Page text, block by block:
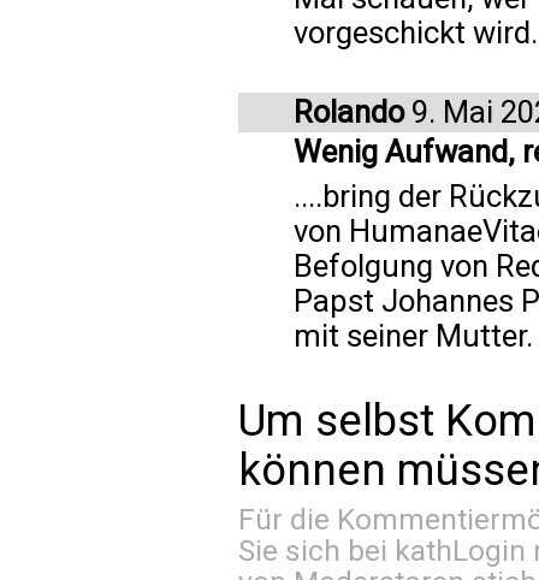
vorgeschickt wird.
Rolando9. Mai
Wenig Aufwand,
....bring der
von
Befolgung von
Papst Johannes
mit seiner Mutter.
Um selbst
können
Für die
Sie sich bei kathLogin